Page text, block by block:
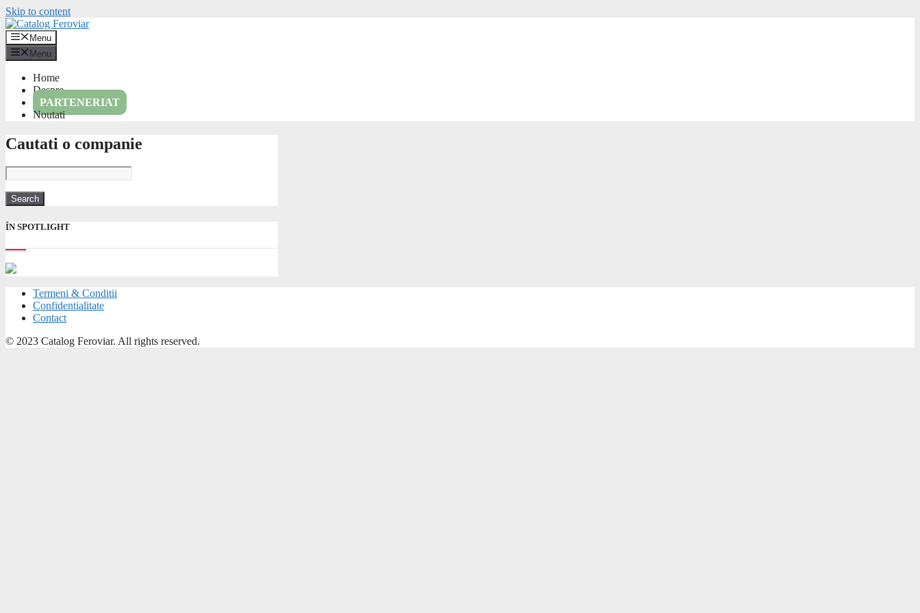
Skip to content
Menu
Menu
Home
Despre
PARTENERIAT
Noutati
Cautati o companie
ÎN SPOTLIGHT
Termeni & Conditii
Confidentialitate
Contact
© 2023 Catalog Feroviar. All rights reserved.